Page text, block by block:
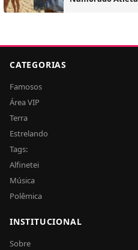
CATEGORIAS
Famosos
Área VIP
Terra
Estrelando
Tags:
Alfinetei
Música
Polêmica
INSTITUCIONAL
Sobre